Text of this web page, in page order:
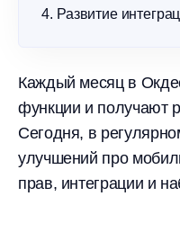
Развитие
Каждый месяц в
функции и получают
Сегодня, в
улучшений про
прав, интеграции и